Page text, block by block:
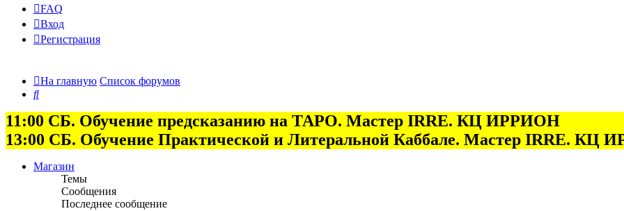
FAQ
Вход
Регистрация
На главную Список форумов
Поиск
11:00 СБ. Обучение предсказанию на ТАРО. Мастер IRRE. КЦ ИРРИОН
13:00 СБ. Обучение Практической и Литеральной Каббале. Мастер IRRE. КЦ
Магазин
Темы
Сообщения
Последнее сообщение